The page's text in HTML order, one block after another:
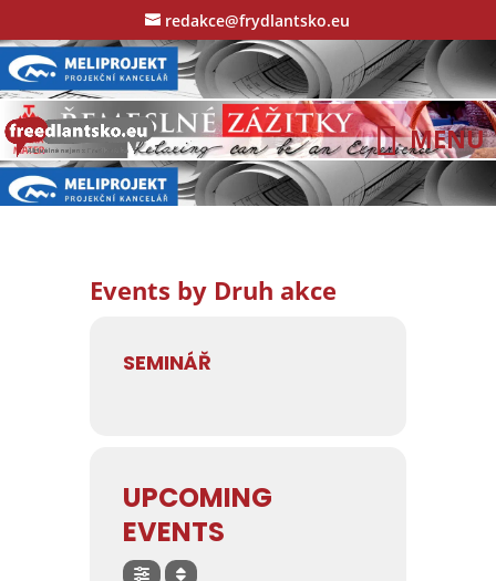
redakce@frydlantsko.eu
Events by Druh akce
SEMINÁŘ
UPCOMING
EVENTS